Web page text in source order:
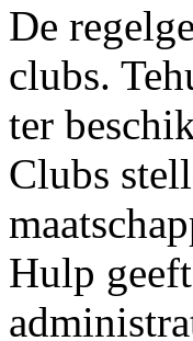
De
clubs.
ter
Clubs
Hulp